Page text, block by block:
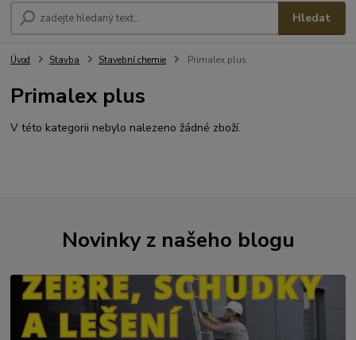
Hledat
Úvod Stavba Stavební chemie Primalex plus
Primalex plus
V této kategorii nebylo nalezeno žádné zboží.
Novinky z našeho blogu